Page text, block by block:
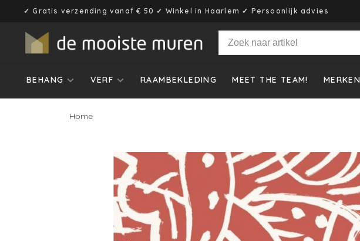
✓ Gratis verzending vanaf € 50 ✓ Winkel in Haarlem ✓ Persoonlijk advies
BEHANG VERF RAAMBEKLEDING MEET THE TEAM! MERKEN
Home